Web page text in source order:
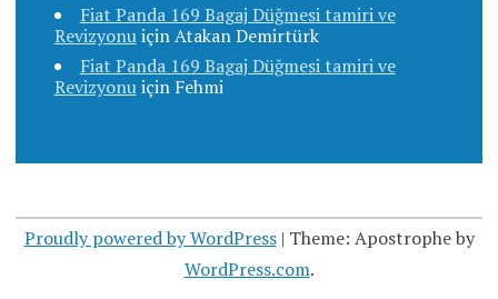
Fiat Panda 169 Bagaj Düğmesi tamiri ve
RevizyonuiçinAtakan Demirtürk
Fiat Panda 169 Bagaj Düğmesi tamiri ve
Revizyonuiçin Fehmi
Proudly powered by WordPress | Theme: Apostrophe by
WordPress.com.